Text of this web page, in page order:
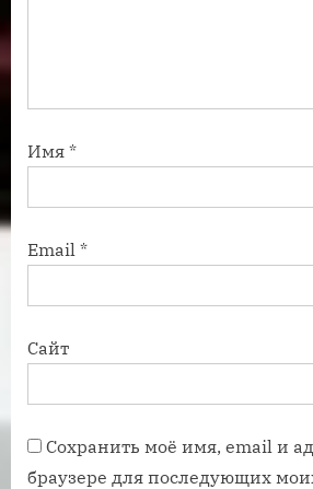
Имя *
Email *
Сайт
Сохранить моё имя, email и
браузере для последующих